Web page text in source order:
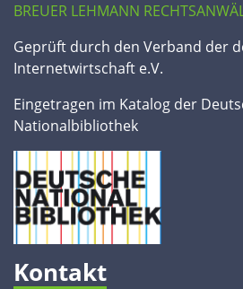
BREUER LEHMANN
Geprüft durch den Verband der
Internetwirtschaft e.V.
Eingetragen im Katalog der
Nationalbibliothek
Kontakt